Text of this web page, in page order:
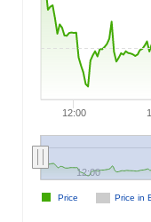
12:00
Price in
Price
12:00